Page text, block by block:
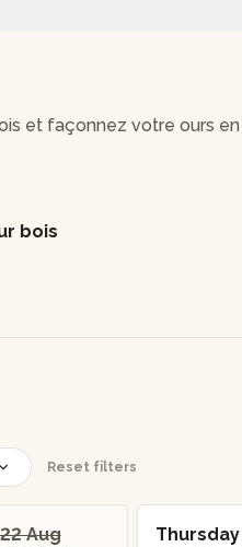
et façonnez votre ours en
bois
Reset filters
Aug Thursday